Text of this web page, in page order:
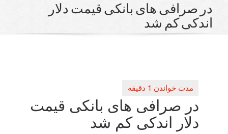
صرافی های بانكی قیمت دلار
كم شد
در صرافی های بانكی قیمت
دلار اندكی كم شد